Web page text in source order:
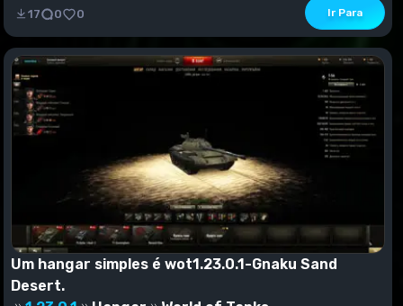
17 0 0 Ir Para
Um hangar simples é wot1.23.0.1-Gnaku Sand
Desert.